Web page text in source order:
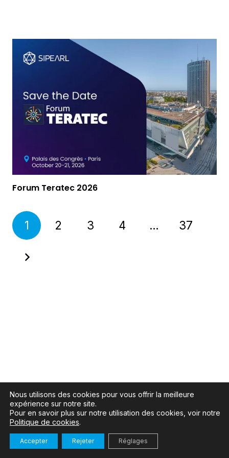
Forum Teratec 2026
1 2 3 4 … 37
Nous utilisons des cookies pour vous offrir la meilleure
expérience sur notre site.
Pour en savoir plus sur notre utilisation des cookies, voir notre
Politique de cookies.
Accepter Rejeter Réglages